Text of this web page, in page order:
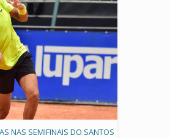
NAS SEMIFINAIS DO SANTOS